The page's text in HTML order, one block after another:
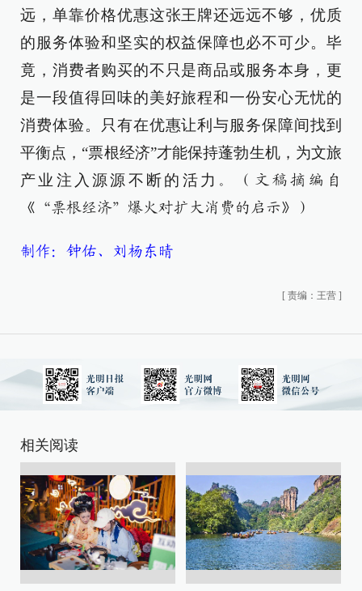
远，单靠价格优惠这张王牌还远远不够，优质
的服务体验和坚实的权益保障也必不可少。毕
竟，消费者购买的不只是商品或服务本身，更
是一段值得回味的美好旅程和一份安心无忧的
消费体验。只有在优惠让利与服务保障间找到
平衡点，“票根经济”才能保持蓬勃生机，为文旅
产业注入源源不断的活力 。（文稿摘编自
《“票根经济”爆火对扩大消费的启示》）
制作：钟佑、刘杨东晴
[ 责编：王营 ]
相关阅读